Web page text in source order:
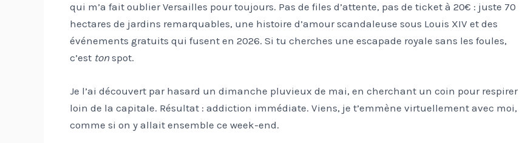
qui m’a fait oublier Versailles pour toujours. Pas de files d’attente, pas de ticket à 20€ : juste 70
hectares de jardins remarquables, une histoire d’amour scandaleuse sous Louis XIV et des
événements gratuits qui fusent en 2026. Si tu cherches une escapade royale sans les foules,
c’est tonspot.
Je l’ai découvert par hasard un dimanche pluvieux de mai, en cherchant un coin pour respirer
loin de la capitale. Résultat : addiction immédiate. Viens, je t’emmène virtuellement avec moi,
comme si on y allait ensemble ce week-end.